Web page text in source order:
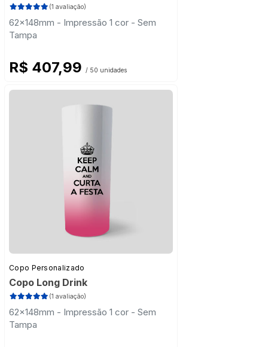
(1 avaliação)
62x148mm - Impressão 1 cor - Sem
Tampa
R$ 407,99 / 50 unidades
Copo Personalizado
Copo Long Drink
(1 avaliação)
62x148mm - Impressão 1 cor - Sem
Tampa